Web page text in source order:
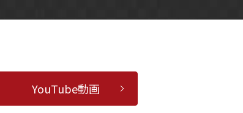
YouTube動画